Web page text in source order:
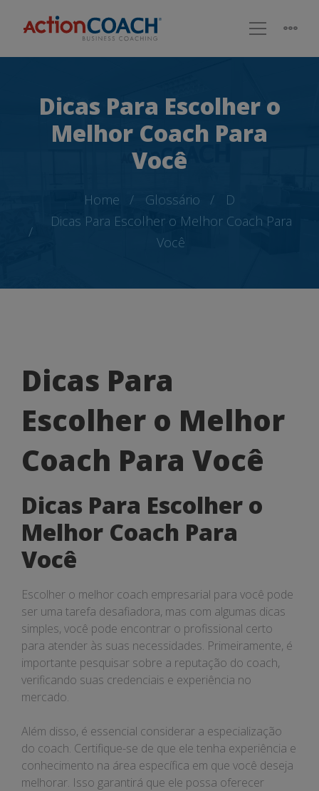
Dicas Para Escolher o
Melhor Coach Para
Você
Home Glossário
D
Dicas Para Escolher o Melhor Coach Para
Você
Dicas
Para
Escolher
o
Melhor
Coach
Para
Você
Dicas Para
Escolher o Melhor
Coach Para Você
Dicas Para Escolher o
Melhor Coach Para
Você
Escolher o melhor coach empresarial para você pode
ser uma tarefa desafiadora, mas com algumas dicas
simples, você pode encontrar o profissional certo
para atender às suas necessidades. Primeiramente, é
importante pesquisar sobre a reputação do coach,
verificando suas credenciais e experiência no
mercado.
Além disso, é essencial considerar a especialização
do coach. Certifique-se de que ele tenha experiência e
conhecimento na área específica em que você deseja
melhorar. Isso garantirá que ele possa oferecer